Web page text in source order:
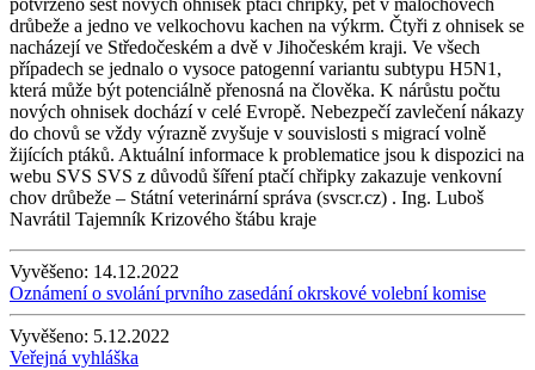
potvrzeno šest nových ohnisek ptačí chřipky, pět v malochovech
drůbeže a jedno ve velkochovu kachen na výkrm. Čtyři z ohnisek se
nacházejí ve Středočeském a dvě v Jihočeském kraji. Ve všech
případech se jednalo o vysoce patogenní variantu subtypu H5N1,
která může být potenciálně přenosná na člověka. K nárůstu počtu
nových ohnisek dochází v celé Evropě. Nebezpečí zavlečení nákazy
do chovů se vždy výrazně zvyšuje v souvislosti s migrací volně
žijících ptáků. Aktuální informace k problematice jsou k dispozici na
webu SVS SVS z důvodů šíření ptačí chřipky zakazuje venkovní
chov drůbeže – Státní veterinární správa (svscr.cz) . Ing. Luboš
Navrátil Tajemník Krizového štábu kraje
Vyvěšeno: 14.12.2022
Oznámení o svolání prvního zasedání okrskové volební komise
Vyvěšeno: 5.12.2022
Veřejná vyhláška